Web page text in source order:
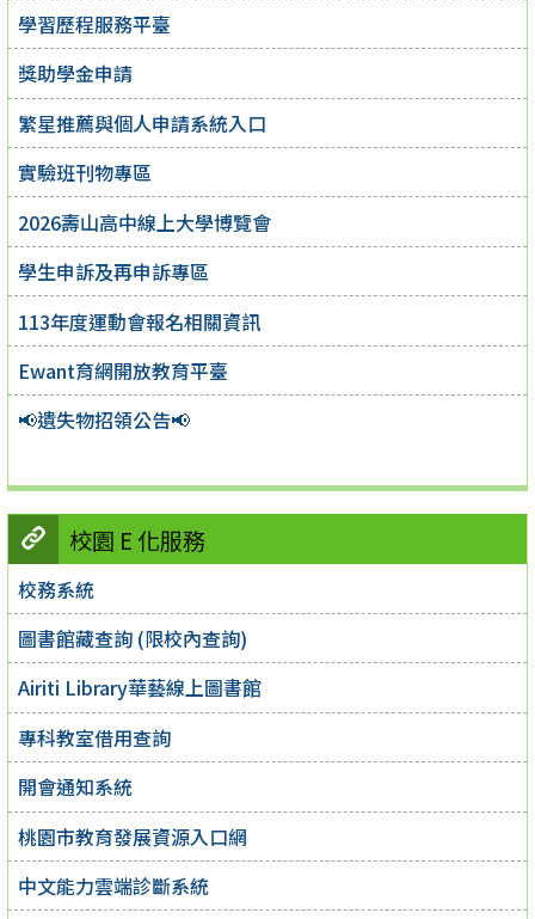
學習歷程服務平臺
獎助學金申請
繁星推薦與個人申請系統入口
實驗班刊物專區
2026壽山高中線上大學博覽會
學生申訴及再申訴專區
113年度運動會報名相關資訊
Ewant育網開放教育平臺
📢遺失物招領公告📢
校園 E 化服務
校務系統
圖書館藏查詢 (限校內查詢)
Airiti Library華藝線上圖書館
專科教室借用查詢
開會通知系統
桃園市教育發展資源入口網
中文能力雲端診斷系統